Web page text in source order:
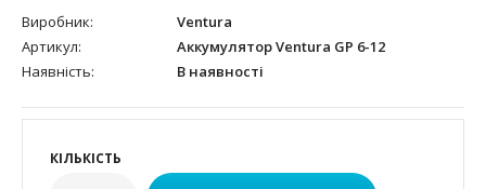
Виробник:
Ventura
Артикул:
Аккумулятор Ventura GP 6-12
Наявність:
В наявності
КІЛЬКІСТЬ